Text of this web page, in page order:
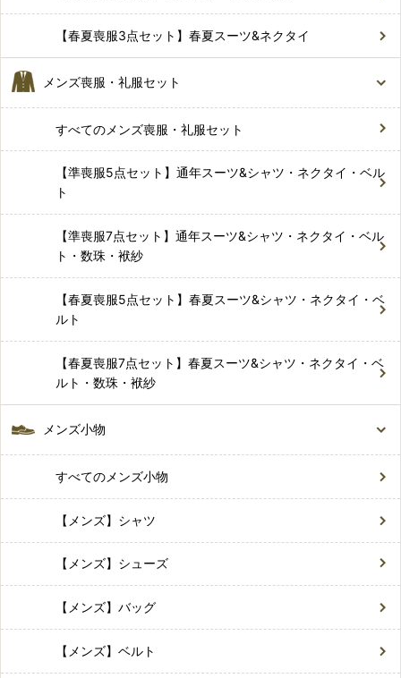
【春夏喪服3点セット】春夏スーツ&ネクタイ
メンズ喪服・礼服セット
すべてのメンズ喪服・礼服セット
【準喪服5点セット】通年スーツ&シャツ・ネクタイ・ベル
ト
【準喪服7点セット】通年スーツ&シャツ・ネクタイ・ベル
ト・数珠・袱紗
【春夏喪服5点セット】春夏スーツ&シャツ・ネクタイ・ベ
ルト
【春夏喪服7点セット】春夏スーツ&シャツ・ネクタイ・ベ
ルト・数珠・袱紗
メンズ小物
すべてのメンズ小物
【メンズ】シャツ
【メンズ】シューズ
【メンズ】バッグ
【メンズ】ベルト